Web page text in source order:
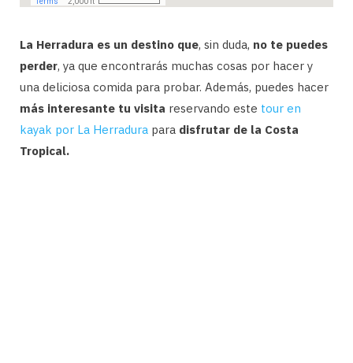
La Herradura es un destino que, sin duda, no te puedes
perder, ya que encontrarás muchas cosas por hacer y
una deliciosa comida para probar. Además, puedes hacer
más interesante tu visita reservando este tour en
kayak por La Herradura para disfrutar de la Costa
Tropical.